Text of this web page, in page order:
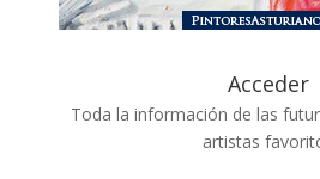
Acceder
Toda la información de las
artistas